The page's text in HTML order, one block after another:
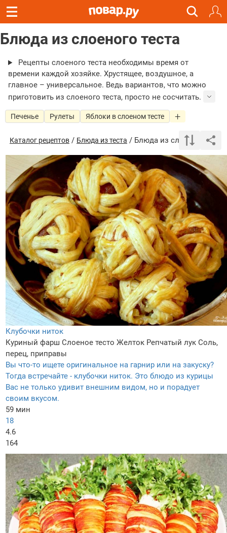
Блюда из слоеного теста
Рецепты слоеного теста необходимы время от
времени каждой хозяйке. Хрустящее, воздушное, а
главное – универсальное. Ведь вариантов, что можно
приготовить из слоеного теста, просто не сосчитать.
Печенье Рулеты Яблоки в слоеном тесте
Каталог рецептов / Блюда из теста / Блюда из слоеного теста
Клубочки ниток
Куриный фарш Слоеное тесто Желток Репчатый лук Соль,
перец, приправы
Вы что-то ищете оригинальное на гарнир или на закуску?
Тогда встречайте - клубочки ниток. Это блюдо из курицы
Вас не только удивит внешним видом, но и порадует
своим вкусом.
59 мин
18
4.6
164